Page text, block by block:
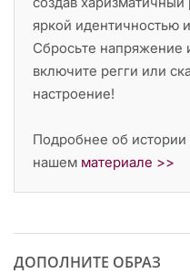
яркой идентичностью
Сбросьте напряжение
включите регги или
настроение!
Подробнее об
нашем материале >>
ДОПОЛНИТЕ ОБРАЗ